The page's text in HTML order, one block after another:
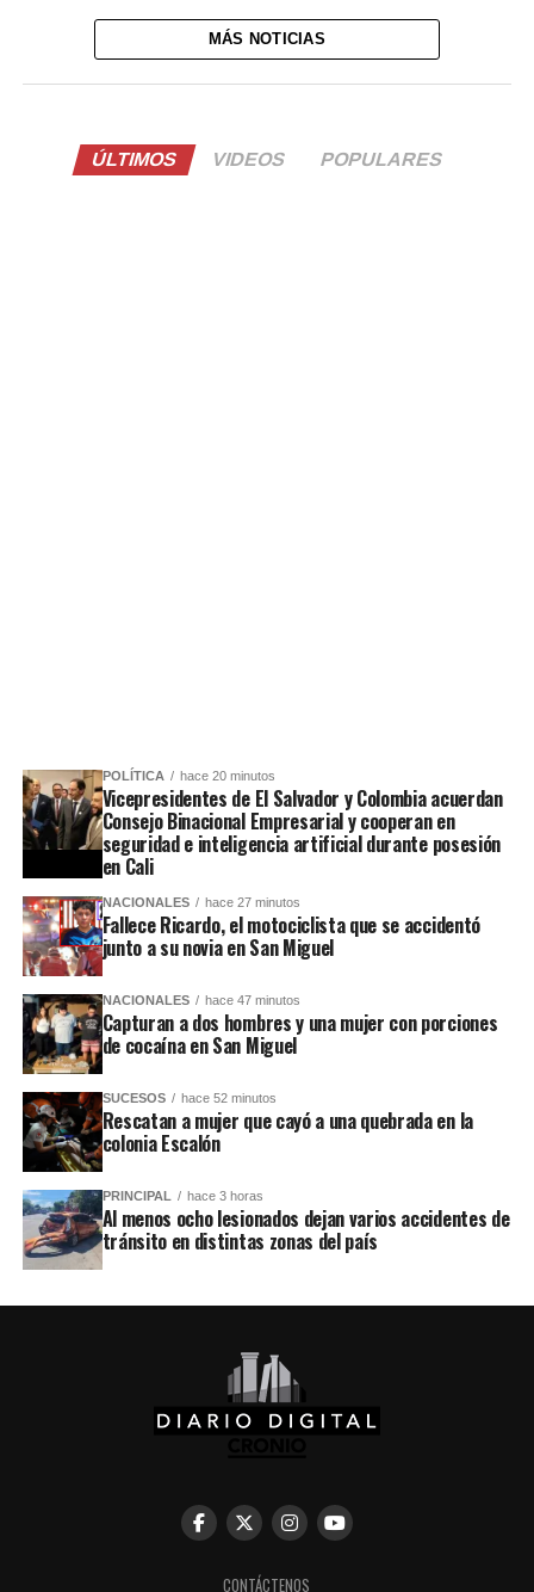
MÁS NOTICIAS
ÚLTIMOS VIDEOS POPULARES
POLÍTICA hace 20 minutos
Vicepresidentes de El Salvador y Colombia acuerdan
Consejo Binacional Empresarial y cooperan en
seguridad e inteligencia artificial durante posesión
en Cali
NACIONALES hace 27 minutos
Fallece Ricardo, el motociclista que se accidentó
junto a su novia en San Miguel
NACIONALES hace 47 minutos
Capturan a dos hombres y una mujer con porciones
de cocaína en San Miguel
SUCESOS hace 52 minutos
Rescatan a mujer que cayó a una quebrada en la
colonia Escalón
PRINCIPAL hace 3 horas
Al menos ocho lesionados dejan varios accidentes de
tránsito en distintas zonas del país
CONTÁCTENOS